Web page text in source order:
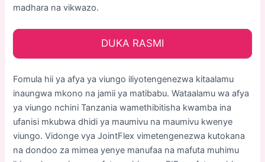
madhara na vikwazo.
DUKA RASMI
Fomula hii ya afya ya viungo iliyotengenezwa kitaalamu
inaungwa mkono na jamii ya matibabu. Wataalamu wa afya
ya viungo nchini Tanzania wamethibitisha kwamba ina
ufanisi mkubwa dhidi ya maumivu na maumivu kwenye
viungo. Vidonge vya JointFlex vimetengenezwa kutokana
na dondoo za mimea yenye manufaa na mafuta muhimu